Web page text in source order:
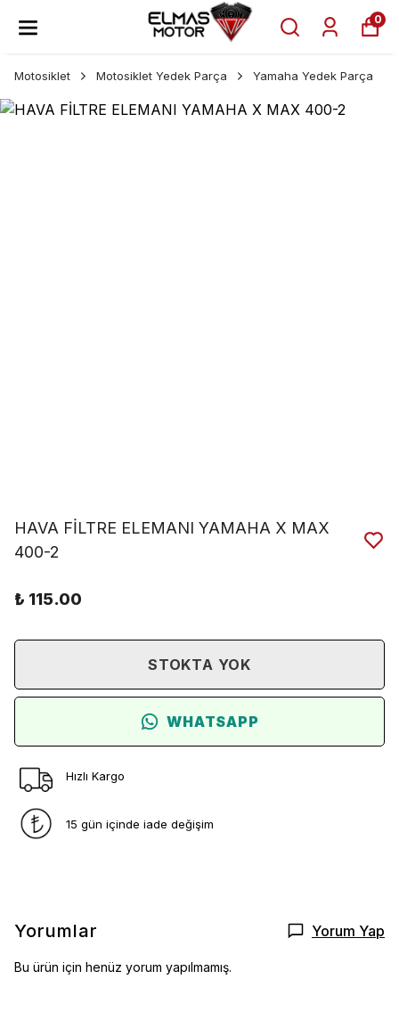
0
Motosiklet Motosiklet Yedek Parça Yamaha Yedek Parça
HAVA FİLTRE ELEMANI YAMAHA X MAX
400-2
₺ 115.00
STOKTA YOK
WHATSAPP
Hızlı Kargo
15 gün içinde iade değişim
Yorumlar Yorum Yap
Bu ürün için henüz yorum yapılmamış.